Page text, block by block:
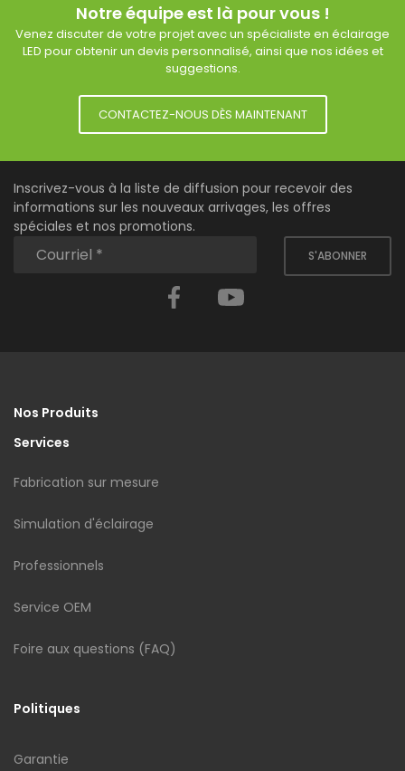
Notre équipe est là pour vous !
Venez discuter de votre projet avec un spécialiste en éclairage
LED pour obtenir un devis personnalisé, ainsi que nos idées et
suggestions.
CONTACTEZ-NOUS DÈS MAINTENANT
Inscrivez-vous à la liste de diffusion pour recevoir des
informations sur les nouveaux arrivages, les offres
spéciales et nos promotions.
S'ABONNER
Facebook
Nos Produits
Services
Fabrication sur mesure
Simulation d'éclairage
Professionnels
Service OEM
Foire aux questions (FAQ)
Politiques
Garantie